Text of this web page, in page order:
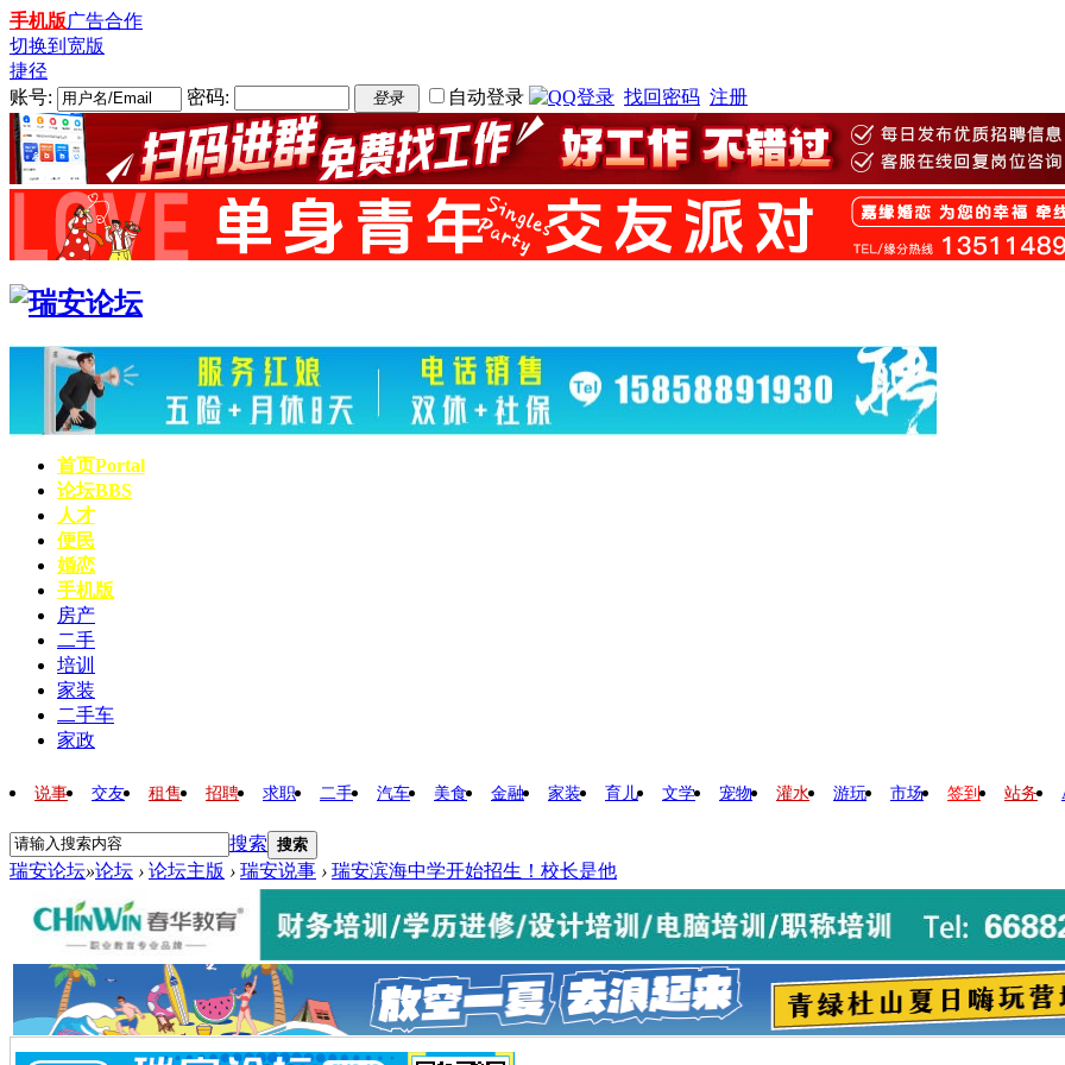
手机版广告合作
切换到宽版
捷径
账号:
密码: 登录 自动登录 找回密码 注册
首页Portal
论坛BBS
人才
便民
婚恋
手机版
房产
二手
培训
家装
二手车
家政
说事 交友 租售 招聘 求职 二手 汽车 美食 金融 家装 育儿 文学 宠物 灌水 游玩 市场 签到 站务
搜索 搜索
瑞安论坛»论坛 › 论坛主版 › 瑞安说事 › 瑞安滨海中学开始招生！校长是他